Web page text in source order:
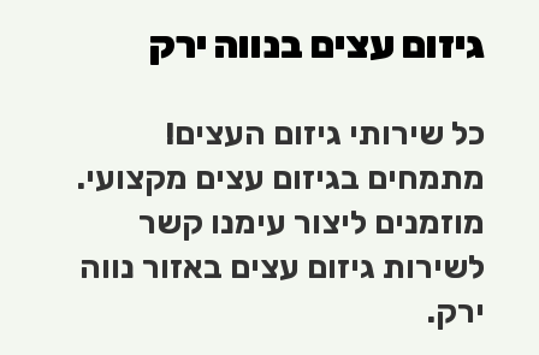
גיזום עצים בנווה ירק
כל שירותי גיזום העצים!
מתמחים בגיזום עצים מקצועי.
מוזמנים ליצור עימנו קשר
לשירות גיזום עצים באזור נווה
ירק.